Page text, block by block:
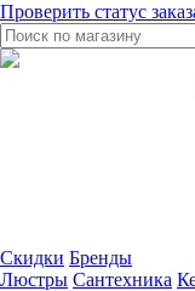
Проверить статус
Скидки Бренды
Люстры Сантехника